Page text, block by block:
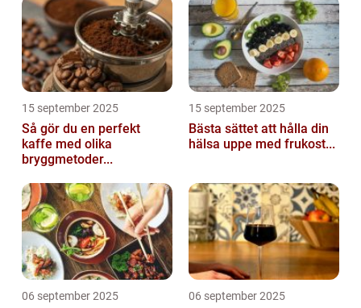
15 september 2025
Så gör du en perfekt
kaffe med olika
bryggmetoder...
15 september 2025
Bästa sättet att hålla din
hälsa uppe med frukost...
06 september 2025 06 september 2025